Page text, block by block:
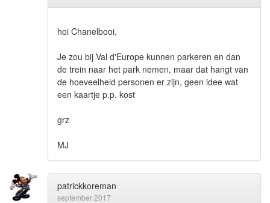
hoi Chanelbooi,
Je zou bij Val d'Europe kunnen parkeren en dan
de trein naar het park nemen, maar dat hangt van
de hoeveelheid personen er zijn, geen idee wat
een kaartje p.p. kost
grz
MJ
patrickkoreman
september 2017